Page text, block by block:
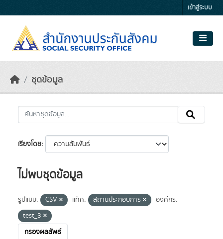
เข้าสู่ระบบ
ชุดข้อมูล
เรียงโดย
ไม่พบชุดข้อมูล
รูปแบบ: CSV แท็ค: สถานประกอบการ
องค์กร:
test_3
กรองผลลัพธ์